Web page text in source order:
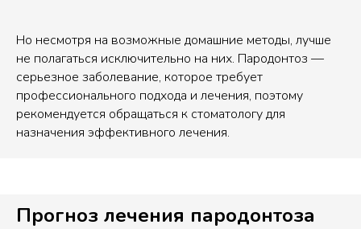
Но несмотря на возможные домашние методы, лучше
не полагаться исключительно на них. Пародонтоз —
серьезное заболевание, которое требует
профессионального подхода и лечения, поэтому
рекомендуется обращаться к стоматологу для
назначения эффективного лечения.
Прогноз лечения пародонтоза